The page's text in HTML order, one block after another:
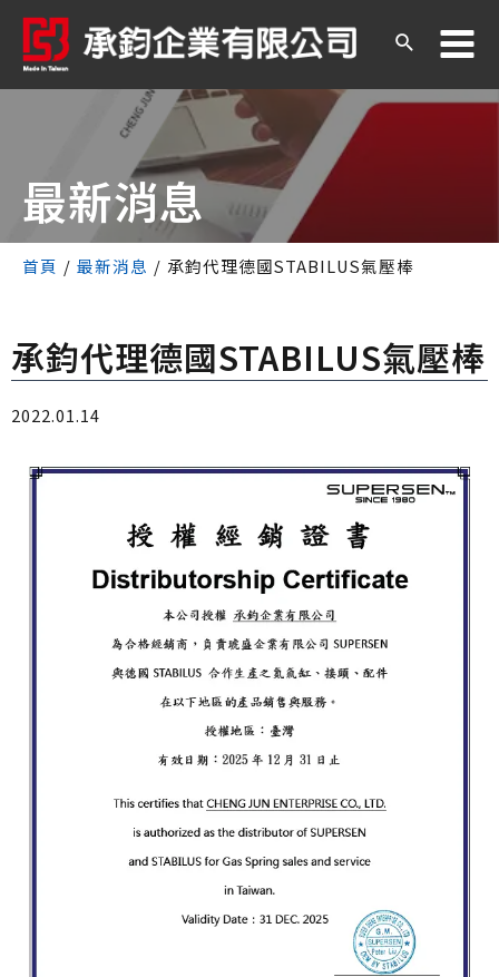
最新消息
首頁 / 最新消息 / 承鈞代理德國STABILUS氣壓棒
承鈞代理德國STABILUS氣壓棒
2022.01.14